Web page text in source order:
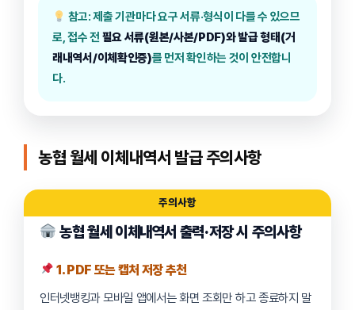
참고: 제출 기관마다 요구 서류·형식이 다를 수 있으므
로, 접수 전 필요 서류(원본/사본/PDF)와 발급 형태(거
래내역서/이체확인증)를 먼저 확인하는 것이 안전합니
다.
농협 월세 이체내역서 발급 주의사항
농협 월세 이체내역서 출력·저장 시 주의사항
1. PDF 또는 캡처 저장 추천
인터넷뱅킹과 모바일 앱에서는 화면 조회만 하고 종료하지 말